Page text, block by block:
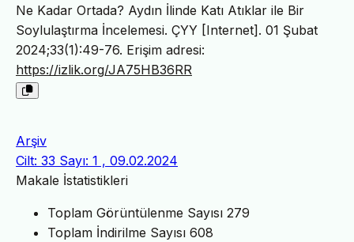
Ne Kadar Ortada? Aydın İlinde Katı Atıklar ile Bir
Soylulaştırma İncelemesi. ÇYY [Internet]. 01 Şubat
2024;33(1):49-76. Erişim adresi:
https://izlik.org/JA75HB36RR
Arşiv
Cilt: 33 Sayı: 1 , 09.02.2024
Makale İstatistikleri
Toplam Görüntülenme Sayısı 279
Toplam İndirilme Sayısı 608